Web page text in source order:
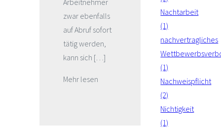
Arbeitnehmer
zwar ebenfalls
auf Abruf sofort
tätig werden,
kann sich […]
Mehr lesen
Nachtarbeit
(1)
nachvertragliches
(1)
Nachweispflicht
(2)
Nichtigkeit
(1)